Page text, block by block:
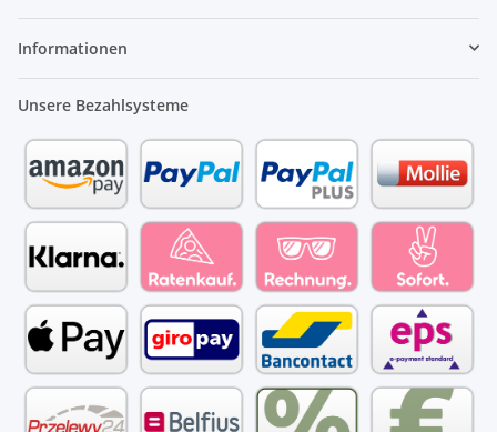
Informationen
Unsere Bezahlsysteme